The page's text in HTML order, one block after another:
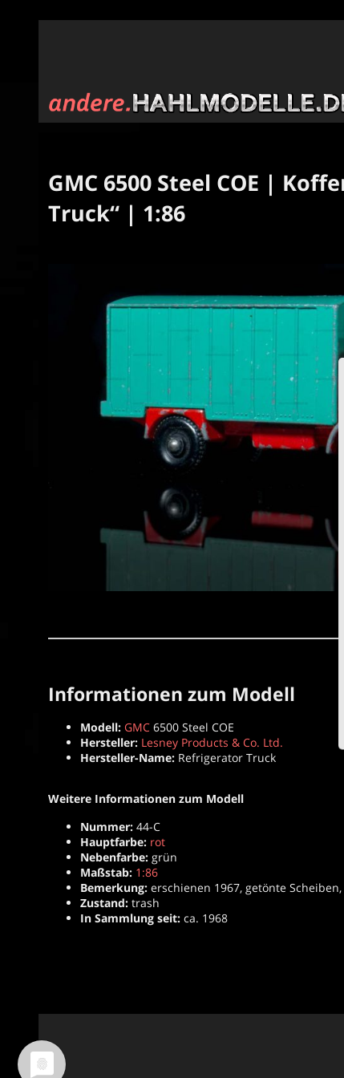
GMC 6500 Steel COE |
Truck“ | 1:86
Informationen zum Modell
Modell: GMC 6500 Steel COE
Hersteller: Lesney Products & Co. Ltd.
Hersteller-Name: Refrigerator Truck
Weitere Informationen zum Modell
Nummer: 44-C
Hauptfarbe: rot
Nebenfarbe: grün
Maßstab: 1:86
Bemerkung: erschienen 1967, getönte
Zustand: trash
In Sammlung seit: ca. 1968